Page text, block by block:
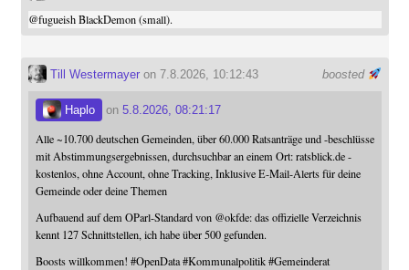
@fugueishBlackDemon (small).
boosted
Till Westermayeron 7.8.2026, 10:12:43
Haplo on 5.8.2026, 08:21:17
Alle ~10.700 deutschen Gemeinden, über 60.000 Ratsanträge und -beschlüsse
mit Abstimmungsergebnissen, durchsuchbar an einem Ort: ratsblick.de -
kostenlos, ohne Account, ohne Tracking, Inklusive E-Mail-Alerts für deine
Gemeinde oder deine Themen
Aufbauend auf dem OParl-Standard von @okfde: das offizielle Verzeichnis
kennt 127 Schnittstellen, ich habe über 500 gefunden.
Boosts willkommen! #OpenData #Kommunalpolitik #Gemeinderat